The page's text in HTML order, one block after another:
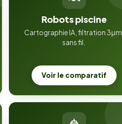
Robots piscine
Cartographie IA, filtration 3μm,
sans fil.
Voir le comparatif